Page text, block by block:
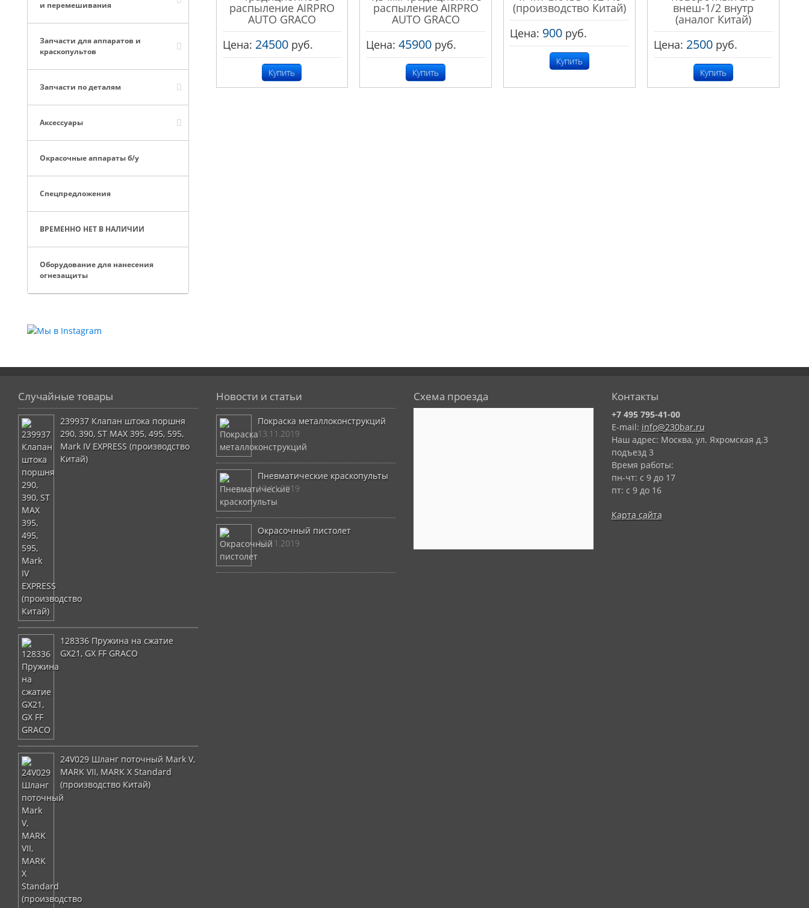
и перемешивания
Запчасти для аппаратов и
краскопультов
Запчасти по деталям
Аксессуары
Окрасочные аппараты б/у
Спецпредложения
ВРЕМЕННО НЕТ В НАЛИЧИИ
Оборудование для нанесения
огнезащиты
распыление AIRPRO
AUTO GRACO
Цена: 24500руб.
Купить
распыление AIRPRO
AUTO GRACO
Цена:45900 руб.
Купить
(производство Китай)
Цена: 900 руб.
Купить
внеш-1/2 внутр
(аналог Китай)
Цена: 2500 руб.
Купить
Случайные товары
239937 Клапан штока поршня
290, 390, ST MAX 395, 495, 595,
Mark IV EXPRESS (производство
Китай)
128336 Пружина на сжатие
GX21, GX FF GRACO
24V029 Шланг поточный Mark V,
MARK VII, MARK X Standard
(производство Китай)
Новости и статьи
Покраска металлоконструкций
13.11.2019
Пневматические краскопульты
13.11.2019
Окрасочный пистолет
13.11.2019
Схема проезда Контакты
+7 495 795-41-00
E-mail: info@230bar.ru
Наш адрес: Москва, ул. Яхромская д.3
подъезд 3
Время работы:
пн-чт: с 9 до 17
пт: с 9 до 16
Карта сайта